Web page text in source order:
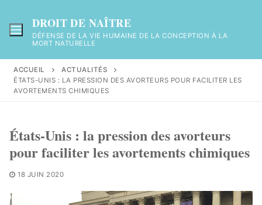
au
contenu
DROIT DE NAÎTRE
DÉFENSE DE LA VIE HUMAINE DE LA CONCEPTION À LA
MORT NATURELLE
ACCUEIL
ACTUALITÉS
ÉTATS-UNIS : LA PRESSION DES AVORTEURS POUR FACILITER LES
AVORTEMENTS CHIMIQUES
États-Unis : la pression des avorteurs
pour faciliter les avortements chimiques
18 JUIN 2020